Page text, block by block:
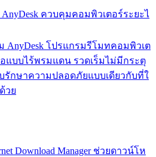
AnyDesk ควบคุมคอมพิวเตอร์ระยะไ
AnyDesk โปรแกรมรีโมทคอมพิวเต
แบบไร้พรมแดน รวดเร็มไม่มีกระตุ
กษาความปลอดภัยแบบเดียวกับที่ใ
วย
Download Manager ช่วยดาวน์โห